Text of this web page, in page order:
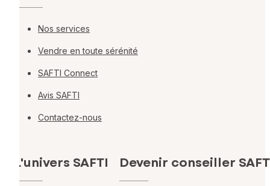
Nos services
Vendre en toute sérénité
SAFTI Connect
Avis SAFTI
Contactez-nous
L'univers SAFTI Devenir conseiller